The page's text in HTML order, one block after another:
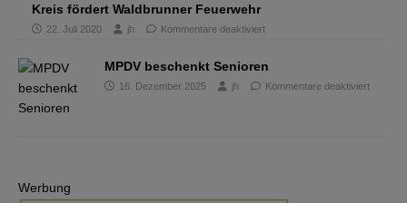
Kreis fördert Waldbrunner Feuerwehr
22. Juli 2020 jh Kommentare deaktiviert
MPDV beschenkt Senioren
16. Dezember 2025 jh Kommentare deaktiviert
Werbung